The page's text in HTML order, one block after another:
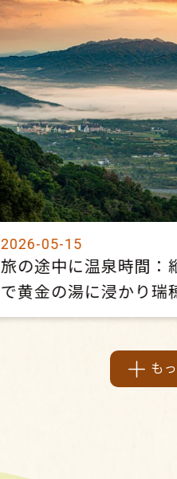
2026-05-15
旅の途中に温泉時間：
で黄金の湯に浸かり瑞
ローライフを体感
も